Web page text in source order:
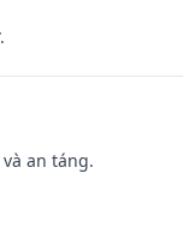
an táng.